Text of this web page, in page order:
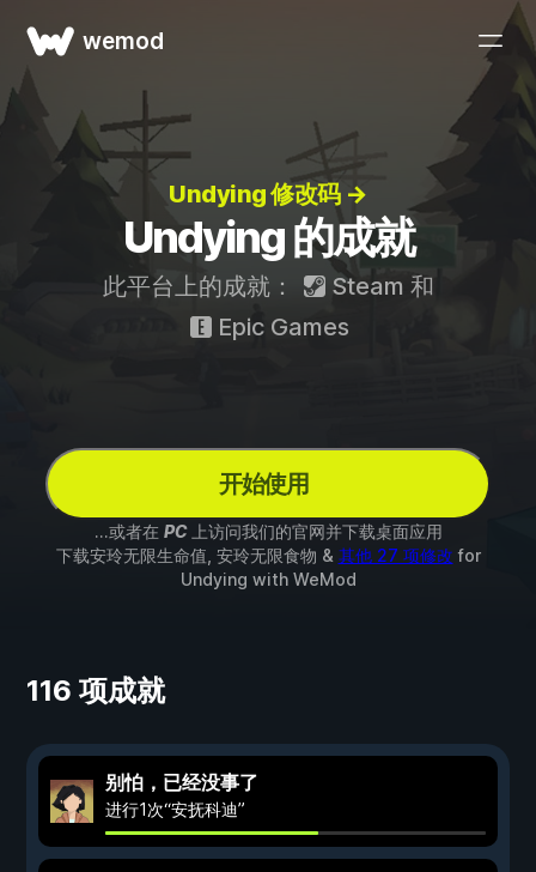
wemod
Undying 修改码 →
Undying 的成就
此平台上的成就： Steam 和
Epic Games
开始使用
...或者在 PC上访问我们的官网并下载桌面应用
下载安玲无限生命值, 安玲无限食物 & 其他 27 项修改 for
Undying with WeMod
116 项成就
别怕，已经没事了
进行1次“安抚科迪”